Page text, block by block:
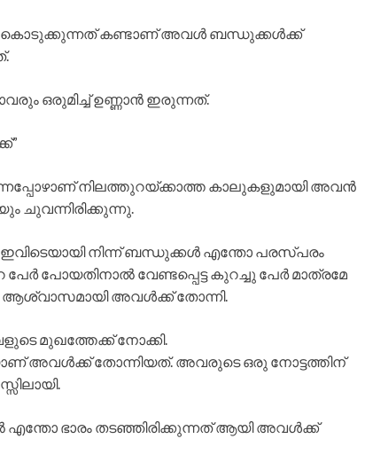
കൊടുക്കുന്നത് കണ്ടാണ് അവൾ ബന്ധുക്കൾക്ക്
ഒരുമിച്ച് ഉണ്ണാൻ ഇരുന്നത്.
നിലത്തുറയ്ക്കാത്ത കാലുകളുമായി അവൻ
ചുവന്നിരിക്കുന്നു.
ഇവിടെയായി നിന്ന് ബന്ധുക്കൾ എന്തോ പരസ്പരം
പോയതിനാൽ വേണ്ടപ്പെട്ട കുറച്ചു പേർ മാത്രമേ
അവൾക്ക് തോന്നി.
മുഖത്തേക്ക് നോക്കി.
അവൾക്ക് തോന്നിയത്. അവരുടെ ഒരു നോട്ടത്തിന്
എന്തോ ഭാരം തടഞ്ഞിരിക്കുന്നത് ആയി അവൾക്ക്